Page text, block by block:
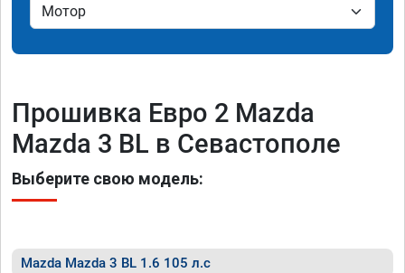
Прошивка Евро 2 Mazda
Mazda 3 BL в Севастополе
Выберите свою модель:
Mazda Mazda 3 BL 1.6 105 л.с